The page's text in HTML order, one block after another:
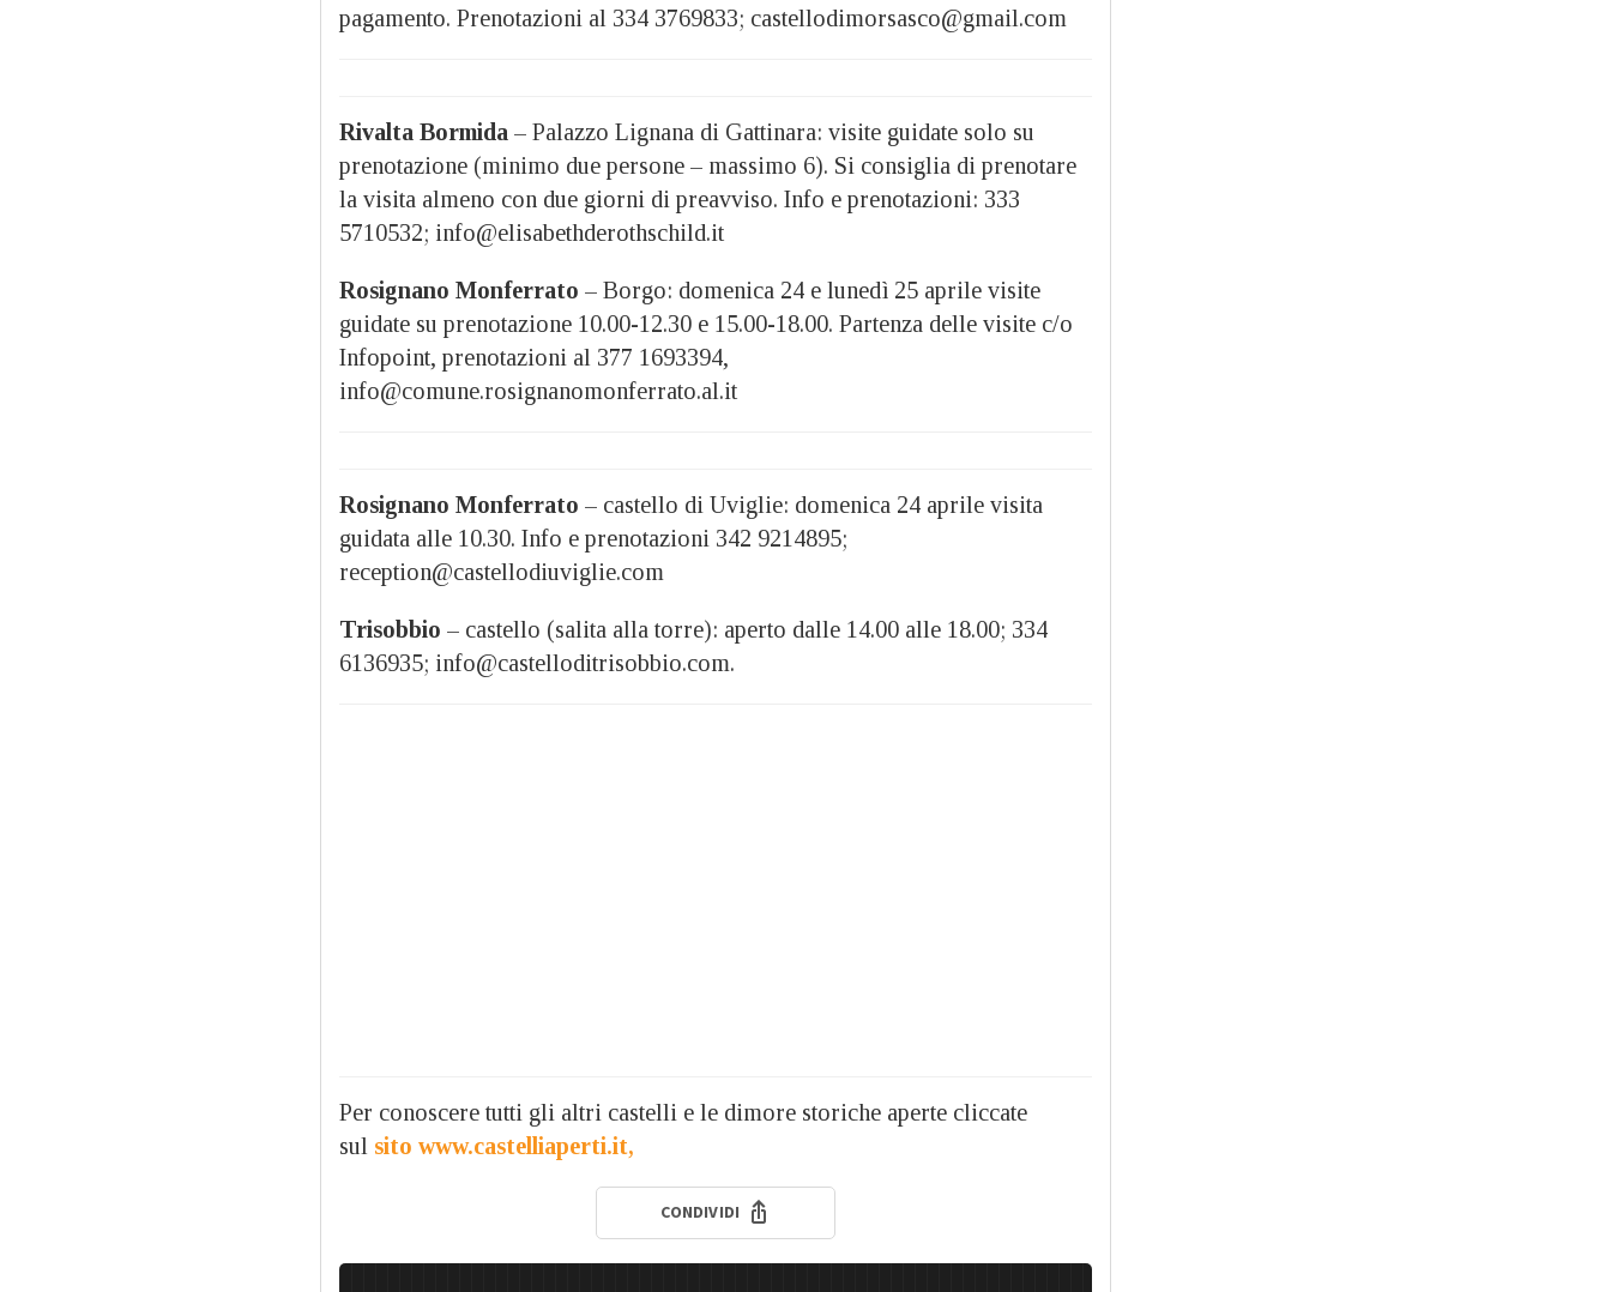
pagamento. Prenotazioni al 334 3769833; castellodimorsasco@gmail.com
Rivalta Bormida – Palazzo Lignana di Gattinara: visite guidate solo su
prenotazione (minimo due persone – massimo 6). Si consiglia di prenotare
la visita almeno con due giorni di preavviso. Info e prenotazioni: 333
5710532; info@elisabethderothschild.it
Rosignano Monferrato – Borgo: domenica 24 e lunedì 25 aprile visite
guidate su prenotazione 10.00-12.30 e 15.00-18.00. Partenza delle visite c/o
Infopoint, prenotazioni al 377 1693394,
info@comune.rosignanomonferrato.al.it
Rosignano Monferrato – castello di Uviglie: domenica 24 aprile visita
guidata alle 10.30. Info e prenotazioni 342 9214895;
reception@castellodiuviglie.com
Trisobbio – castello (salita alla torre): aperto dalle 14.00 alle 18.00; 334
6136935; info@castelloditrisobbio.com.
Per conoscere tutti gli altri castelli e le dimore storiche aperte cliccate
sul sito www.castelliaperti.it,
CONDIVIDI